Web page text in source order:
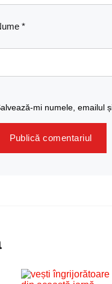
*
mi numele, emailul